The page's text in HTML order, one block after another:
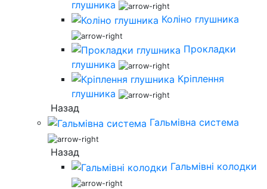
глушника
Коліно глушника
Прокладки
глушника
Кріплення
глушника
Назад
Гальмівна система
Назад
Гальмівні колодки